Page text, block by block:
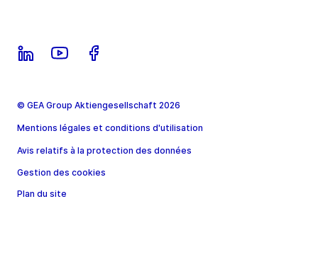
© GEA Group Aktiengesellschaft 2026
Mentions légales et conditions d'utilisation
Avis relatifs à la protection des données
Gestion des cookies
Plan du site